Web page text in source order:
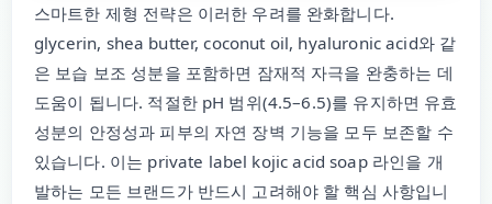
스마트한 제형 전략은 이러한 우려를 완화합니다.
glycerin, shea butter, coconut oil, hyaluronic acid와 같
은 보습 보조 성분을 포함하면 잠재적 자극을 완충하는 데
도움이 됩니다. 적절한 pH 범위(4.5–6.5)를 유지하면 유효
성분의 안정성과 피부의 자연 장벽 기능을 모두 보존할 수
있습니다. 이는 private label kojic acid soap 라인을 개
발하는 모든 브랜드가 반드시 고려해야 할 핵심 사항입니